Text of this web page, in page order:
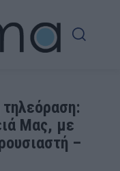
Μας, με
–